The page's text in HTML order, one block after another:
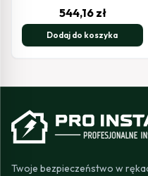
544,16 zł
Dodaj do koszyka
Twoje bezpieczeństwo w